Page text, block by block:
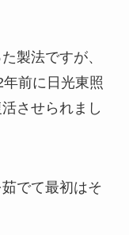
製法ですが、
前に日光東照
させられまし
でて最初はそ